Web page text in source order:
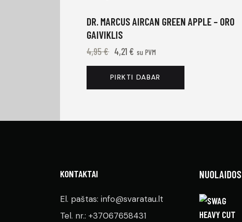
DR. MARCUS AIRCAN GREEN APPLE – ORO
GAIVIKLIS
4,95€ 4,21€ su PVM
PIRKTI DABAR
KONTAKTAI
El. paštas: info@svaratau.lt
Tel. nr.: +37067658431
NUOLAIDOS